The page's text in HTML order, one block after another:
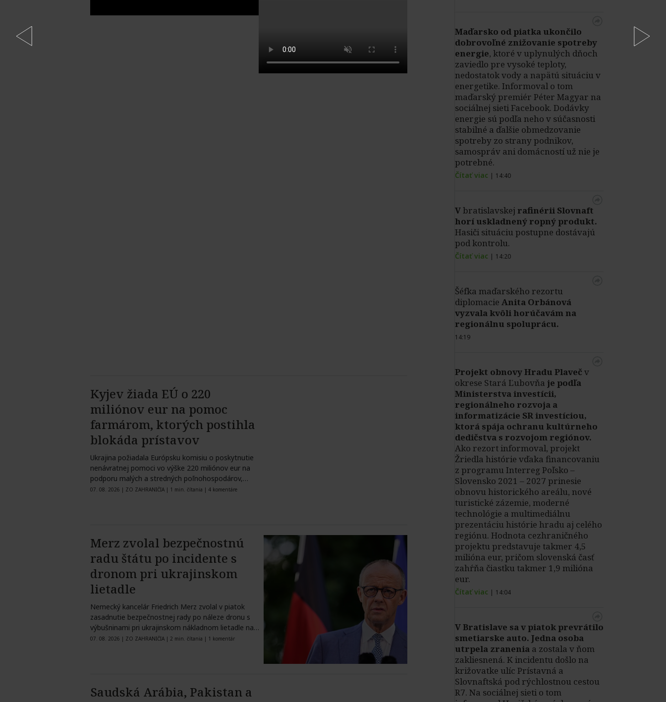
Kyjev žiada EÚ o 220
miliónov eur na pomoc
farmárom, ktorých postihla
blokáda prístavov
Ukrajina požiadala Európsku komisiu o poskytnutie
nenávratnej pomoci vo výške 220 miliónov eur na
podporu malých a stredných poľnohospodárov,
ktorých…
07. 08. 2026 | ZO ZAHRANIČIA | 1 min. čítania | 4 komentáre
Merz zvolal bezpečnostnú
radu štátu po incidente s
dronom pri ukrajinskom
lietadle
Nemecký kancelár Friedrich Merz zvolal v piatok
zasadnutie bezpečnostnej rady po náleze dronu s
výbušninami pri ukrajinskom nákladnom lietadle na…
07. 08. 2026 | ZO ZAHRANIČIA | 2 min. čítania | 1 komentár
Saudská Arábia, Pakistan a
Maďarsko od piatka ukončilo
dobrovoľné znižovanie spotreby
energie, ktoré v uplynulých dňoch
zaviedlo pre vysoké teploty,
nedostatok vody a napätú situáciu v
energetike. Informoval o tom
maďarský premiér Péter Magyar na
sociálnej sieti Facebook. Dodávky
energie sú podľa neho v súčasnosti
stabilné a ďalšie obmedzovanie
spotreby zo strany podnikov,
samospráv ani domácností už nie je
potrebné.
Čítať viac | 14:40
Vbratislavskej rafinérii Slovnaft
horí uskladnený ropný produkt.
Hasiči situáciu postupne dostávajú
pod kontrolu.
Čítať viac | 14:20
Šéfka maďarského rezortu
diplomacie Anita Orbánová
vyzvala kvôli horúčavám na
regionálnu spoluprácu.
14:19
Projekt obnovy Hradu Plaveč v
okrese Stará Ľubovňa je podľa
Ministerstva investícii,
regionálneho rozvoja a
informatizácie SR investíciou,
ktorá spája ochranu kultúrneho
dedičstva s rozvojom regiónov.
Ako rezort informoval, projekt
Žriedla histórie vďaka financovaniu
z programu Interreg Poľsko –
Slovensko 2021 – 2027 prinesie
obnovu historického areálu, nové
turistické zázemie, moderné
technológie a multimediálnu
prezentáciu histórie hradu aj celého
regiónu. Hodnota cezhraničného
projektu predstavuje takmer 4,5
milióna eur, pričom slovenská časť
zahŕňa čiastku takmer 1,9 milióna
eur.
Čítať viac | 14:04
V Bratislave sa v piatok prevrátilo
smetiarske auto. Jedna osoba
utrpela zranenia a zostala v ňom
zakliesnená. K incidentu došlo na
križovatke ulíc Prístavná a
Slovnaftská pod rýchlostnou cestou
R7. Na sociálnej sieti o tom